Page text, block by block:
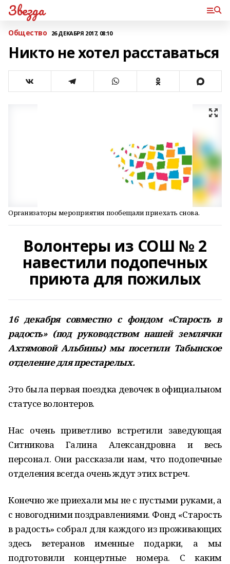
Звезда
Общество 26 ДЕКАБРЯ 2017, 08:10
Никто не хотел расставаться
Организаторы мероприятия пообещали приехать снова.
Волонтеры из СОШ № 2
навестили подопечных
приюта для пожилых
16 декабря совместно с фондом «Старость в
радость» (под руководством нашей землячки
Ахтямовой Альбины) мы посетили Табынское
отделение для престарелых.
Это была первая поездка девочек в официальном
статусе волонтеров.
Нас очень приветливо встретили заведующая
Ситникова Галина Александровна и весь
персонал. Они рассказали нам, что подопечные
отделения всегда очень ждут этих встреч.
Конечно же приехали мы не с пустыми руками, а
с новогодними поздравлениями. Фонд «Старость
в радость» собрал для каждого из проживающих
здесь ветеранов именные подарки, а мы
подготовили концертные номера. С каким